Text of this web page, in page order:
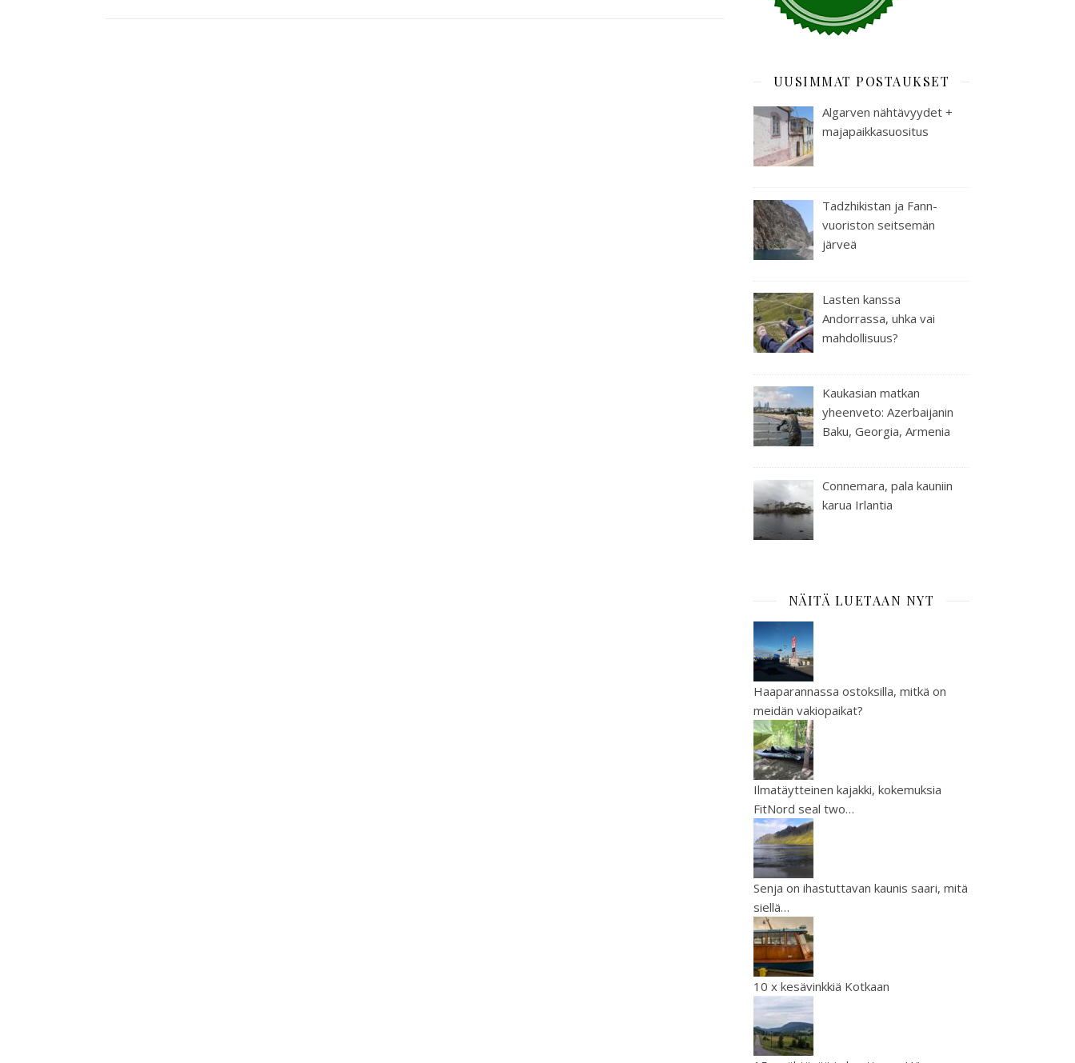
UUSIMMAT POSTAUKSET
Algarven nähtävyydet +
majapaikkasuositus
Tadzhikistan ja Fann-
vuoriston seitsemän
järveä
Lasten kanssa
Andorrassa, uhka vai
mahdollisuus?
Kaukasian matkan
yheenveto: Azerbaijanin
Baku, Georgia, Armenia
Connemara, pala kauniin
karua Irlantia
NÄITÄ LUETAAN NYT
Haaparannassa ostoksilla, mitkä on
meidän vakiopaikat?
Ilmatäytteinen kajakki, kokemuksia
FitNord seal two…
Senja on ihastuttavan kaunis saari, mitä
siellä…
10 x kesävinkkiä Kotkaan